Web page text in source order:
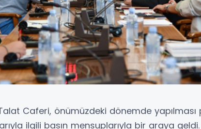
Caferi, önümüzdeki dönemde yapılması
ilgili basın mensuplarıyla bir araya geldi.